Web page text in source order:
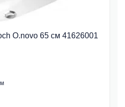
O.novo 65 см 41626001